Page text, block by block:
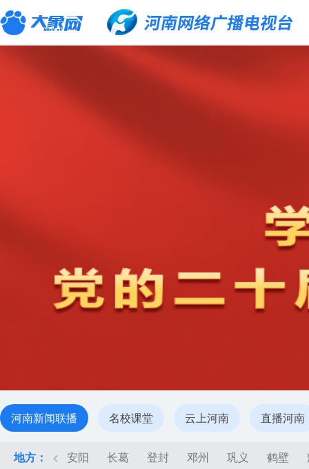
河南新闻联播 名校课堂 云上河南 直播河南
地方： < 安阳 长葛 登封 邓州 巩义 鹤壁